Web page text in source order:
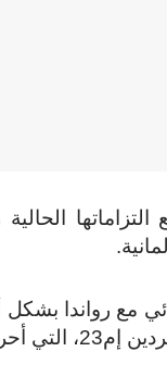
التزاماتها
مع رواندا
الكونغو.